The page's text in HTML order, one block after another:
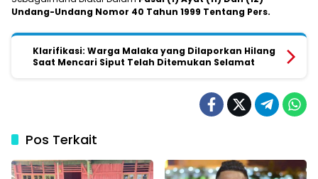
Undang-Undang Nomor 40 Tahun 1999 Tentang Pers.
Klarifikasi: Warga Malaka yang Dilaporkan Hilang
Saat Mencari Siput Telah Ditemukan Selamat
Pos Terkait